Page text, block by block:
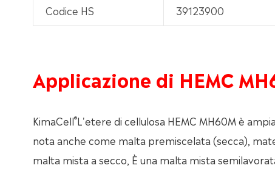
Codice HS 39123900
Applicazione di HEMC
KimaCell®L'etere di cellulosa HEMC MH60M è
nota anche come malta premiscelata (secca),
malta mista a secco, È una malta mista